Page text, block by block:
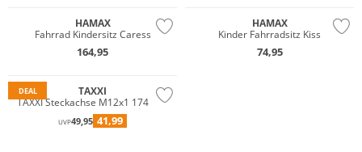
HAMAX
Fahrrad Kindersitz Caress
164,95
HAMAX
Kinder Fahrradsitz Kiss
74,95
DEAL
TAXXI
TAXXI Steckachse M12x1 174 mm
UVP49,95 41,99